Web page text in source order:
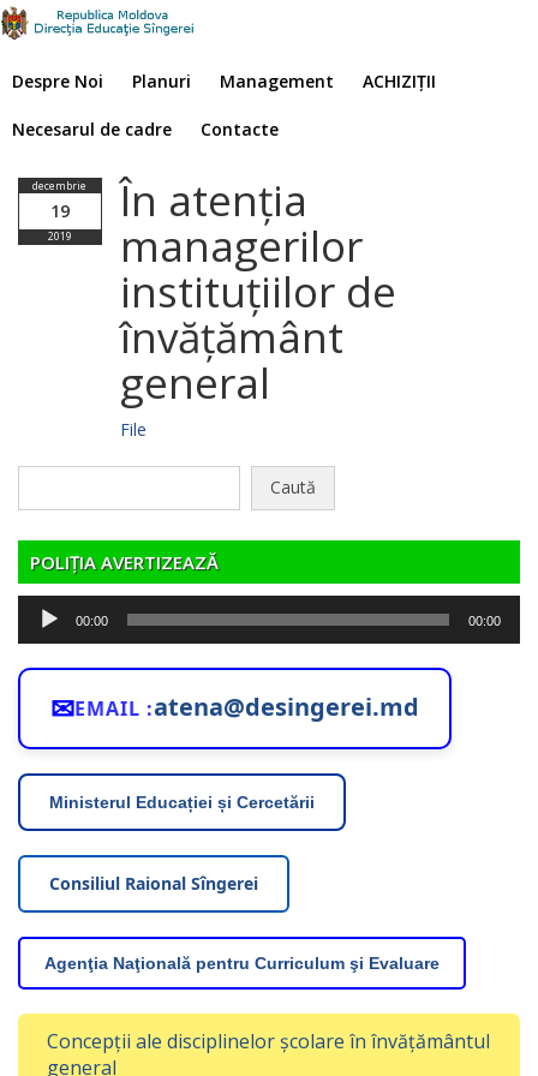
Despre Noi Planuri Management ACHIZIȚII
Necesarul de cadre Contacte
decembrie
19
2019
În atenția
managerilor
instituțiilor de
învățământ
general
File
POLIȚIA AVERTIZEAZĂ
Player
audio
00:00 00:00
✉EMAIL :atena@desingerei.md
Ministerul Educației și Cercetării
Consiliul Raional Sîngerei
Agenţia Naţională pentru Curriculum şi Evaluare
Concepții ale disciplinelor școlare în învățământul
general